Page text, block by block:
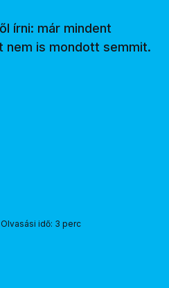
írni: már mindent
nem is mondott semmit.
idő: 3 perc